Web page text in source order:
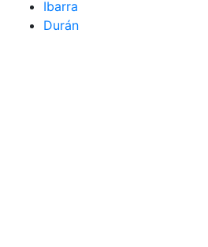
Ibarra
Durán